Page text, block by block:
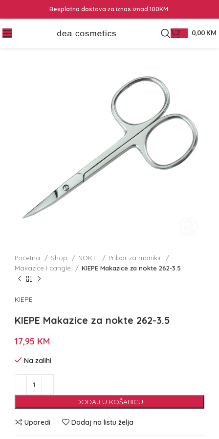
Besplatna dostava za iznos iznad 100KM.
0,00 KM
Početna Shop NOKTI
Pribor za manikir
Makazice i cangle
KIEPE Makazice za nokte 262-3.5
KIEPE
KIEPE Makazice za nokte 262-3.5
17,95 KM
Na zalihi
DODAJ U KOŠARICU
Uporedi Dodaj na listu želja